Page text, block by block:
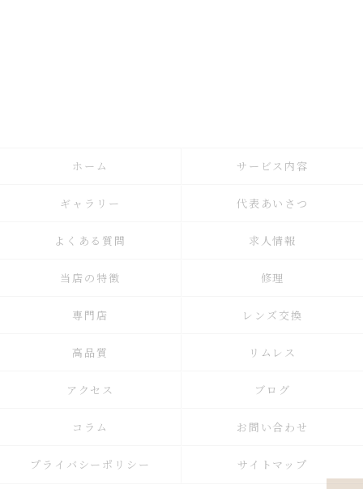
ホーム サービス内容
ギャラリー 代表あいさつ
よくある質問 求人情報
当店の特徴 修理
専門店 レンズ交換
高品質 リムレス
アクセス ブログ
コラム お問い合わせ
プライバシーポリシー サイトマップ